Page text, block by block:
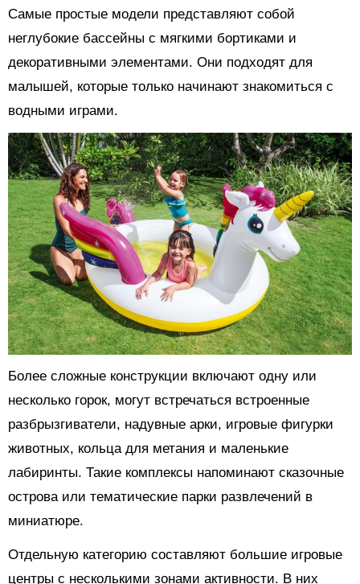
Самые простые модели представляют собой
неглубокие бассейны с мягкими бортиками и
декоративными элементами. Они подходят для
малышей, которые только начинают знакомиться с
водными играми.
Более сложные конструкции включают одну или
несколько горок, могут встречаться встроенные
разбрызгиватели, надувные арки, игровые фигурки
животных, кольца для метания и маленькие
лабиринты. Такие комплексы напоминают сказочные
острова или тематические парки развлечений в
миниатюре.
Отдельную категорию составляют большие игровые
центры с несколькими зонами активности. В них